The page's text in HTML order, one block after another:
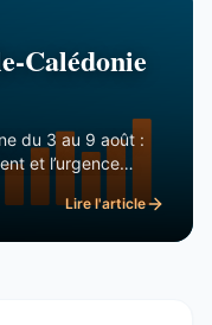
Calédonie
du 3 au 9 août :
et l’urgence
panne et le Forum
Lire l'article